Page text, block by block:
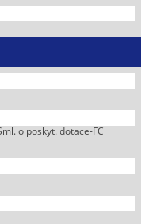
o poskyt. dotace-FC